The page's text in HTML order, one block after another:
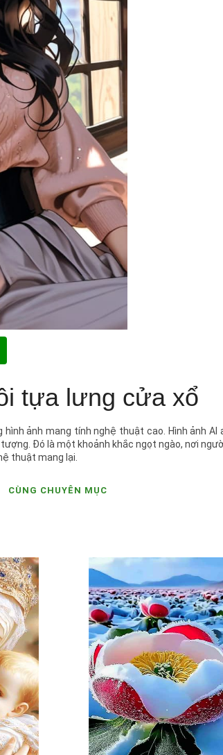
tựa lưng cửa xổ
ảnh mang tính nghệ thuật cao. Hình ảnh AI
Đó là một khoảnh khắc ngọt ngào, nơi
thuật mang lại.
CÙNG CHUYÊN MỤC